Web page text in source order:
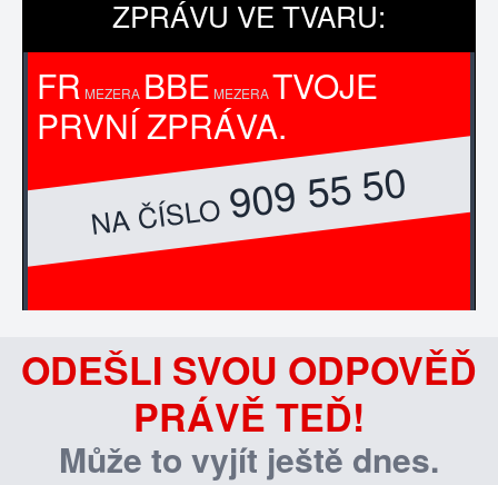
ZPRÁVU VE TVARU:
FR MEZERA BBE MEZERATVOJE
PRVNÍ ZPRÁVA.
NA ČÍSLO909 55 50
ODEŠLI SVOU ODPOVĚĎ
PRÁVĚ TEĎ!
Může to vyjít ještě dnes.